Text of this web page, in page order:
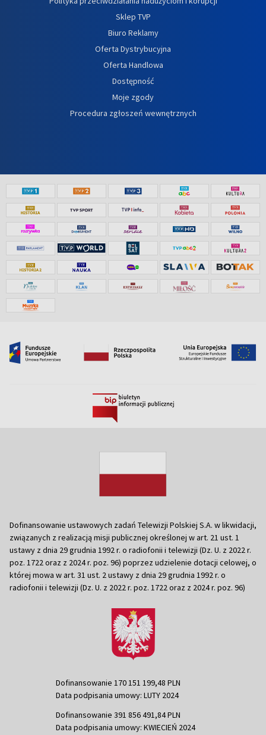
Sklep TVP
Biuro Reklamy
Oferta Dystrybucyjna
Oferta Handlowa
Dostępność
Moje zgody
Procedura zgłoszeń wewnętrznych
Dofinansowanie ustawowych zadań Telewizji Polskiej S.A. w likwidacji,
związanych z realizacją misji publicznej określonej w art. 21 ust. 1
ustawy z dnia 29 grudnia 1992 r. o radiofonii i telewizji (Dz. U. z 2022 r.
poz. 1722 oraz z 2024 r. poz. 96) poprzez udzielenie dotacji celowej, o
której mowa w art. 31 ust. 2 ustawy z dnia 29 grudnia 1992 r. o
radiofonii i telewizji (Dz. U. z 2022 r. poz. 1722 oraz z 2024 r. poz. 96)
Dofinansowanie 170 151 199,48 PLN
Data podpisania umowy: LUTY 2024
Dofinansowanie 391 856 491,84 PLN
Data podpisania umowy: KWIECIEŃ 2024